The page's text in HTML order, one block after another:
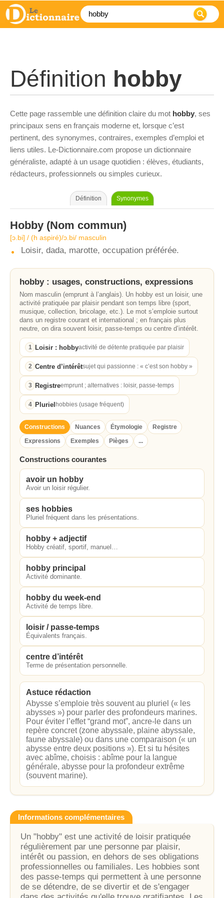
Définition hobby
Cette page rassemble une définition claire du mot hobby, ses
principaux sens en français moderne et, lorsque c’est
pertinent, des synonymes, contraires, exemples d’emploi et
liens utiles. Le-Dictionnaire.com propose un dictionnaire
généraliste, adapté à un usage quotidien : élèves, étudiants,
rédacteurs, professionnels ou simples curieux.
Définition Synonymes
Hobby (Nom commun)
[ɔ.bi] / (h aspiré)/ɔ.bi/ masculin
Loisir, dada, marotte, occupation préférée.
hobby : usages, constructions, expressions
Nom masculin (emprunt à l’anglais). Un hobby est un loisir, une
activité pratiquée par plaisir pendant son temps libre (sport,
musique, collection, bricolage, etc.). Le mot s’emploie surtout
dans un registre courant et international ; en français plus
neutre, on dira souvent loisir, passe-temps ou centre d’intérêt.
1 Loisir : hobbyactivité de détente pratiquée par plaisir
2 Centre d’intérêtsujet qui passionne : « c’est son hobby »
3 Registreemprunt ; alternatives : loisir, passe-temps
4 Pluriel hobbies (usage fréquent)
Constructions Nuances Étymologie
Registre
Expressions
Exemples Pièges ...
Constructions courantes
avoir un hobby
Avoir un loisir régulier.
ses hobbies
Pluriel fréquent dans les présentations.
hobby + adjectif
Hobby créatif, sportif, manuel…
hobby principal
Activité dominante.
hobby du week-end
Activité de temps libre.
loisir / passe-temps
Équivalents français.
centre d’intérêt
Terme de présentation personnelle.
Astuce rédaction
Abysse s’emploie très souvent au pluriel (« les
abysses ») pour parler des profondeurs marines.
Pour éviter l’effet “grand mot”, ancre-le dans un
repère concret (zone abyssale, plaine abyssale,
faune abyssale) ou dans une comparaison (« un
abysse entre deux positions »). Et si tu hésites
avec abîme, choisis : abîme pour la langue
générale, abysse pour la profondeur extrême
(souvent marine).
Informations complémentaires
Un "hobby" est une activité de loisir pratiquée
régulièrement par une personne par plaisir,
intérêt ou passion, en dehors de ses obligations
professionnelles ou familiales. Les hobbies sont
des passe-temps qui permettent à une personne
de se détendre, de se divertir et de s'engager